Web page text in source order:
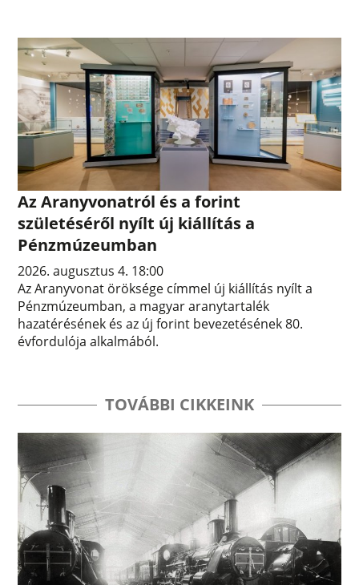
Az Aranyvonatról és a forint
születéséről nyílt új kiállítás a
Pénzmúzeumban
2026. augusztus 4. 18:00
Az Aranyvonat öröksége címmel új kiállítás nyílt a
Pénzmúzeumban, a magyar aranytartalék
hazatérésének és az új forint bevezetésének 80.
évfordulója alkalmából.
TOVÁBBI CIKKEINK